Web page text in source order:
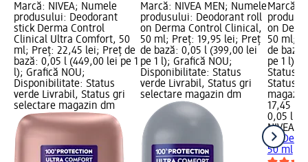
Marcă: NIVEA; Numele
produsului: Deodorant
stick Derma Control
Clinical Ultra Comfort, 50
ml; Preț: 22,45 lei; Preț de
bază: 0,05 l (449,00 lei pe 1
l); Grafică NOU;
Disponibilitate: Status
verde Livrabil, Status gri
selectare magazin dm
Marcă: NIVEA MEN; Numele
produsului: Deodorant roll
on Derma Control Clinical,
50 ml; Preț: 19,95 lei; Preț
de bază: 0,05 l (399,00 lei
pe 1 l); Grafică NOU;
Disponibilitate: Status
verde Livrabil, Status gri
selectare magazin dm
Marcă:
on
50 ml;
de
pe 1 l);
Status
Status
17,45 lei
0,05 l
NIVEA
on
50 ml